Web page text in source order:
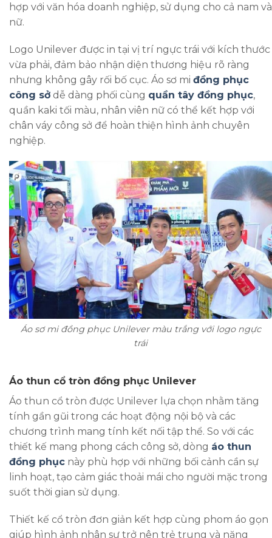
hợp với văn hóa doanh nghiệp, sử dụng cho cả nam và
nữ.
Logo Unilever được in tại vị trí ngực trái với kích thước
vừa phải, đảm bảo nhận diện thương hiệu rõ ràng
nhưng không gây rối bố cục. Áo sơ mi đồng phục
công sở dễ dàng phối cùng quần tây đồng phục,
quần kaki tối màu, nhân viên nữ có thể kết hợp với
chân váy công sở để hoàn thiện hình ảnh chuyên
nghiệp.
Áo sơ mi đồng phục Unilever màu trắng với logo ngực
trái
Áo thun cổ tròn đồng phục Unilever
Áo thun cổ tròn được Unilever lựa chọn nhằm tăng
tính gần gũi trong các hoạt động nội bộ và các
chương trình mang tính kết nối tập thể. So với các
thiết kế mang phong cách công sở, dòng áo thun
đồng phục này phù hợp với những bối cảnh cần sự
linh hoạt, tạo cảm giác thoải mái cho người mặc trong
suốt thời gian sử dụng.
Thiết kế cổ tròn đơn giản kết hợp cùng phom áo gọn
giúp hình ảnh nhân sự trở nên trẻ trung và năng